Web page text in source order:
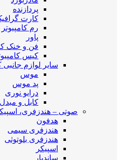
پردازنده
کارت
رم کامپیوتر
پاور
فن و خنک
کیس
سایر لوازم جانبی
موس
پد موس
درایو نوری
کابل و مبدل
صوتی – هندزفری،
هدفون
هندزفری سیمی
هندزفری بلوتوثی
اسپیکر
ساندبار